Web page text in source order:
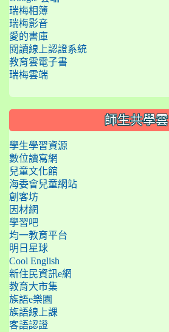
瑞梅相簿
瑞梅影音
愛的書庫
閱讀線上認證系統
教育雲電子書
瑞梅雲端
師生共學雲
學生學習資源
數位讀寫網
兒童文化館
海委會兒童網站
創客坊
因材網
學習吧
均一教育平台
明日星球
Cool English
新住民資訊e網
教育大市集
族語e樂園
族語線上課
客語認證